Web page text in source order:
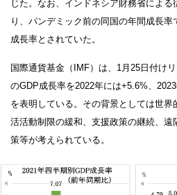
じた。なお、インドネシア財務省によ
り、パンデミック前の同国の年間成長
成長率とされていた。
国際通貨基金（IMF）は、1月25日付け
のGDP成長率を2022年には+5.6%、
を表明している。その背景としては世
活活動制限の緩和、支援政策の継続、
策等が考えられている。